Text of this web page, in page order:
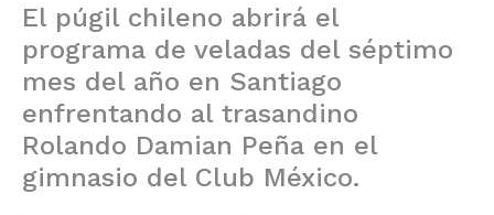
El púgil chileno abrirá el
programa de veladas del séptimo
mes del año en Santiago
enfrentando al trasandino
Rolando Damian Peña en el
gimnasio del Club México.